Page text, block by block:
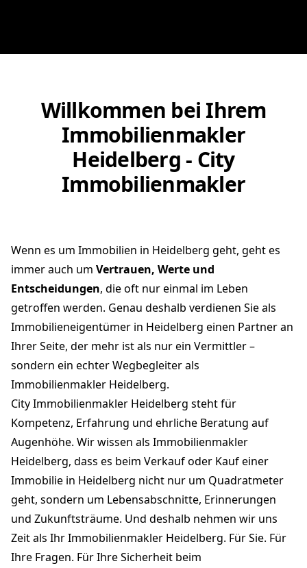
Willkommen bei Ihrem
Immobilienmakler
Heidelberg - City
Immobilienmakler
Wenn es um Immobilien in Heidelberg geht, geht es
immer auch um Vertrauen, Werte und
Entscheidungen, die oft nur einmal im Leben
getroffen werden. Genau deshalb verdienen Sie als
Immobilieneigentümer in Heidelberg einen Partner an
Ihrer Seite, der mehr ist als nur ein Vermittler –
sondern ein echter Wegbegleiter als
Immobilienmakler Heidelberg.
City Immobilienmakler Heidelberg steht für
Kompetenz, Erfahrung und ehrliche Beratung auf
Augenhöhe. Wir wissen als Immobilienmakler
Heidelberg, dass es beim Verkauf oder Kauf einer
Immobilie in Heidelberg nicht nur um Quadratmeter
geht, sondern um Lebensabschnitte, Erinnerungen
und Zukunftsträume. Und deshalb nehmen wir uns
Zeit als Ihr Immobilienmakler Heidelberg. Für Sie. Für
Ihre Fragen. Für Ihre Sicherheit beim